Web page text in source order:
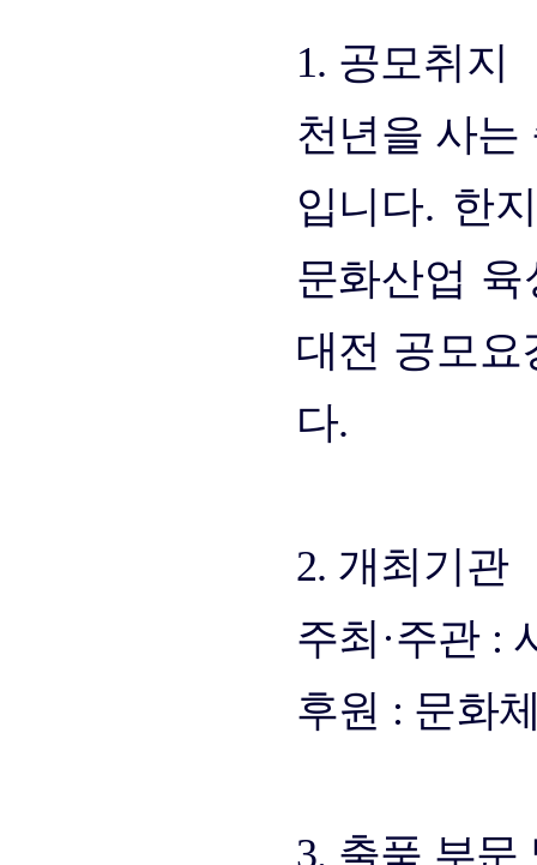
1. 공모취지
천년을 사는
입니다. 한
문화산업
대전 공모
다.
2. 개최기관
주최·주관 :
후원 : 문화
3. 출품 부문